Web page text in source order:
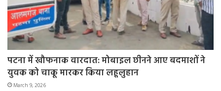
पटना में खौफनाक वारदात: मोबाइल छीनने आए बदमाशों ने
युवक को चाकू मारकर किया लहूलुहान
March 9, 2026